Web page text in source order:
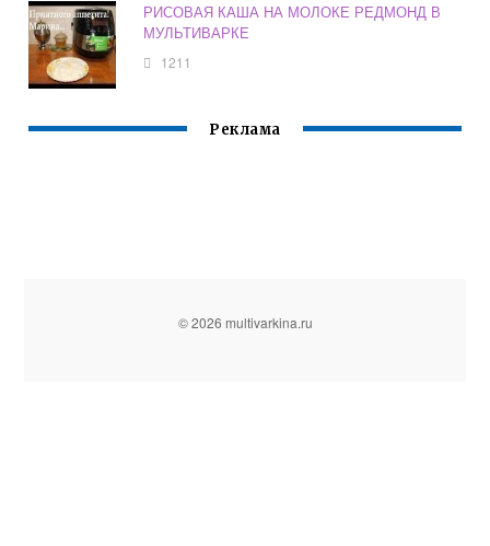
РИСОВАЯ КАША НА МОЛОКЕ РЕДМОНД В
МУЛЬТИВАРКЕ
1211
Реклама
© 2026 multivarkina.ru